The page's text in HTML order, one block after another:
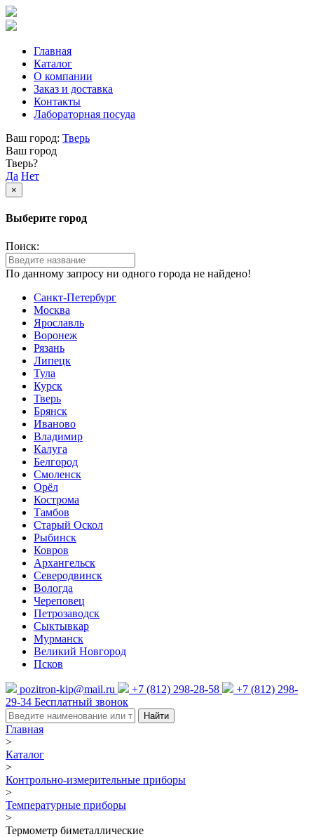
Главная
Каталог
О компании
Заказ и доставка
Контакты
Лабораторная посуда
Ваш город: Тверь
Ваш город
Тверь?
Да Нет
×
Выберите город
Поиск:
По данному запросу ни одного города не найдено!
Санкт-Петербург
Москва
Ярославль
Воронеж
Рязань
Липецк
Тула
Курск
Тверь
Брянск
Иваново
Владимир
Калуга
Белгород
Смоленск
Орёл
Кострома
Тамбов
Старый Оскол
Рыбинск
Ковров
Архангельск
Северодвинск
Вологда
Череповец
Петрозаводск
Сыктывкар
Мурманск
Великий Новгород
Псков
pozitron-kip@mail.ru +7 (812) 298-28-58
+7 (812) 298-
29-34 Бесплатный звонок
Найти
Главная
>
Каталог
>
Контрольно-измерительные приборы
>
Температурные приборы
>
Термометр биметаллические